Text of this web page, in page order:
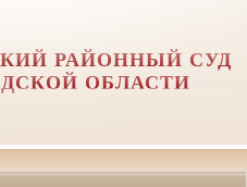
РАЙОННЫЙ СУД
ОБЛАСТИ